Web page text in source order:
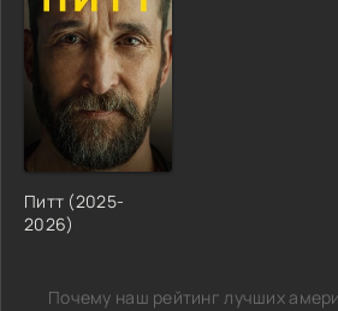
Питт (2025-
2026)
Почему наш рейтинг лучших